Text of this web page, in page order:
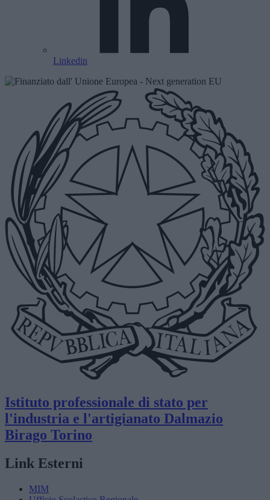
Linkedin
Istituto professionale di stato per
l'industria e l'artigianato Dalmazio
Birago Torino
Link Esterni
MIM